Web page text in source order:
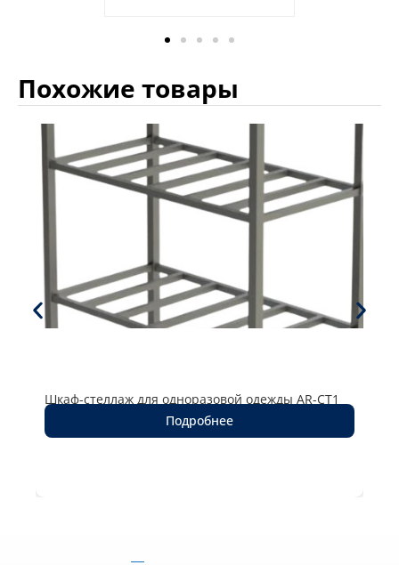
Похожие товары
Шкаф-стеллаж для одноразовой одежды AR-CT1
Подробнее